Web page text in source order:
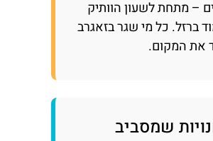
– מתחת לשעון הוותיק
ברזל. כל מי שגר בזאגרב
את המקום.
שמסביב